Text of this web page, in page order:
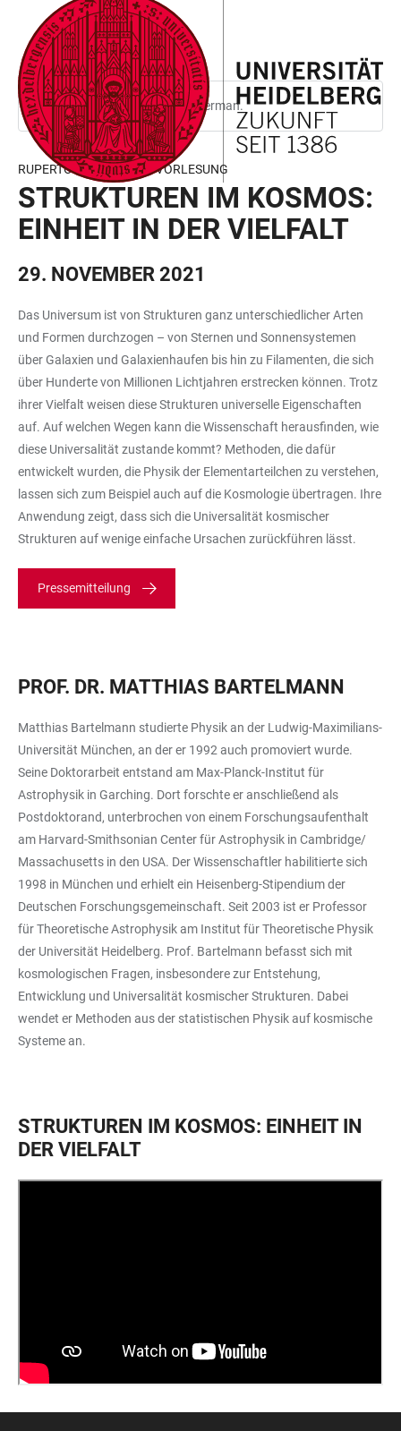
ACCESSIBILITY
LINKS
JUMP
TO
MAIN
CONTENT
OPEN
MAIN
NAVIGATION
OPEN
SEARCH
FORM
This page is only available in German.
RUPERTO CAROLA RINGVORLESUNG
STRUKTUREN IM KOSMOS:
EINHEIT IN DER VIELFALT
29. NOVEMBER 2021
Das Universum ist von Strukturen ganz unterschiedlicher Arten
und Formen durchzogen – von Sternen und Sonnensystemen
über Galaxien und Galaxienhaufen bis hin zu Filamenten, die sich
über Hunderte von Millionen Lichtjahren erstrecken können. Trotz
ihrer Vielfalt weisen diese Strukturen universelle Eigenschaften
auf. Auf welchen Wegen kann die Wissenschaft herausfinden, wie
diese Universalität zustande kommt? Methoden, die dafür
entwickelt wurden, die Physik der Elementarteilchen zu verstehen,
lassen sich zum Beispiel auch auf die Kosmologie übertragen. Ihre
Anwendung zeigt, dass sich die Universalität kosmischer
Strukturen auf wenige einfache Ursachen zurückführen lässt.
Pressemitteilung
PROF. DR. MATTHIAS BARTELMANN
Matthias Bartelmann studierte Physik an der Ludwig-Maximilians-
Universität München, an der er 1992 auch promoviert wurde.
Seine Doktorarbeit entstand am Max-Planck-Institut für
Astrophysik in Garching. Dort forschte er anschließend als
Postdoktorand, unterbrochen von einem Forschungsaufenthalt
am Harvard-Smithsonian Center für Astrophysik in Cambridge/
Massachusetts in den USA. Der Wissenschaftler habilitierte sich
1998 in München und erhielt ein Heisenberg-Stipendium der
Deutschen Forschungsgemeinschaft. Seit 2003 ist er Professor
für Theoretische Astrophysik am Institut für Theoretische Physik
der Universität Heidelberg. Prof. Bartelmann befasst sich mit
kosmologischen Fragen, insbesondere zur Entstehung,
Entwicklung und Universalität kosmischer Strukturen. Dabei
wendet er Methoden aus der statistischen Physik auf kosmische
Systeme an.
STRUKTUREN IM KOSMOS: EINHEIT IN
DER VIELFALT